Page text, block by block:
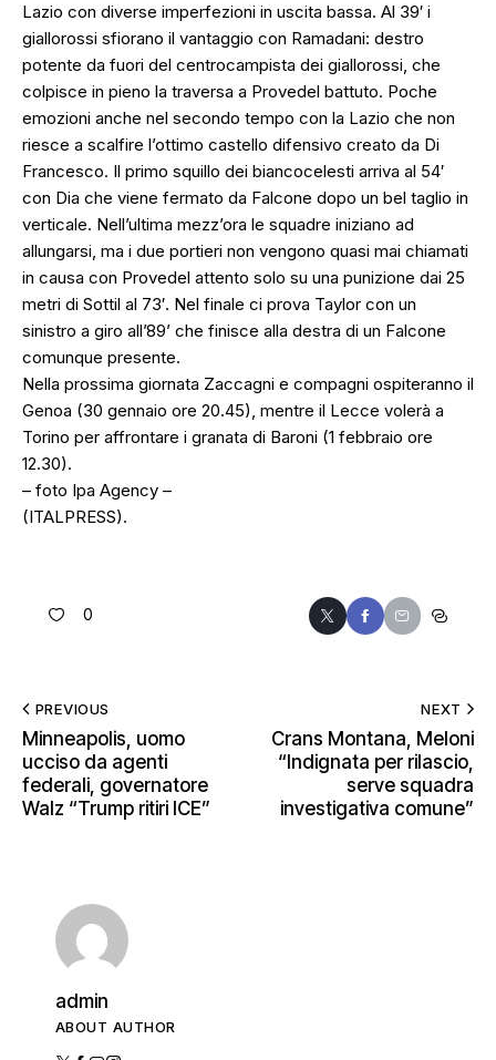
Lazio con diverse imperfezioni in uscita bassa. Al 39′ i
giallorossi sfiorano il vantaggio con Ramadani: destro
potente da fuori del centrocampista dei giallorossi, che
colpisce in pieno la traversa a Provedel battuto. Poche
emozioni anche nel secondo tempo con la Lazio che non
riesce a scalfire l’ottimo castello difensivo creato da Di
Francesco. Il primo squillo dei biancocelesti arriva al 54′
con Dia che viene fermato da Falcone dopo un bel taglio in
verticale. Nell’ultima mezz’ora le squadre iniziano ad
allungarsi, ma i due portieri non vengono quasi mai chiamati
in causa con Provedel attento solo su una punizione dai 25
metri di Sottil al 73′. Nel finale ci prova Taylor con un
sinistro a giro all’89’ che finisce alla destra di un Falcone
comunque presente.
Nella prossima giornata Zaccagni e compagni ospiteranno il
Genoa (30 gennaio ore 20.45), mentre il Lecce volerà a
Torino per affrontare i granata di Baroni (1 febbraio ore
12.30).
– foto Ipa Agency –
(ITALPRESS).
0
PREVIOUS
Minneapolis, uomo
ucciso da agenti
federali, governatore
Walz “Trump ritiri ICE”
NEXT
Crans Montana, Meloni
“Indignata per rilascio,
serve squadra
investigativa comune”
admin
ABOUT AUTHOR